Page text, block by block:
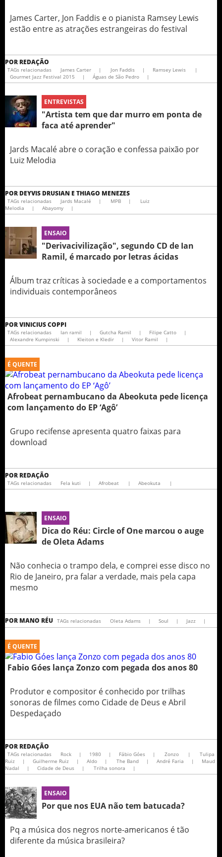
James Carter, Jon Faddis e o pianista Ramsey Lewis
estão entre as atrações estrangeiras do festival
POR REDAÇÃO
TAGs relacionadas James Carter | Jon Faddis | Ramsey Lewis
|
Gourmet Jazz Festival 2015
| Águas de São Pedro |
ENTREVISTAS
"Artista tem que dar murro em ponta de
faca até aprender"
Jards Macalé abre o coração e confessa paixão por
Luiz Melodia
POR DEYVIS DRUSIAN E THIAGO MENEZES
TAGs relacionadas Jards Macalé | MPB |
Luiz
Melodia
| Abayomy |
ENSAIO
"Derivacivilização", segundo CD de Ian
Ramil, é marcado por letras ácidas
Álbum traz críticas à sociedade e a comportamentos
individuais contemporâneos
PORVINICIUS COPPI
TAGs relacionadas Ian ramil | Gutcha Ramil | Filipe Catto
|
Alexandre Kumpinski
| Kleiton e Kledir | Vitor Ramil |
É QUENTE
Afrobeat pernambucano da Abeokuta pede licença
com lançamento do EP ‘Agô’
Grupo recifense apresenta quatro faixas para
download
POR REDAÇÃO
TAGs relacionadas Fela kuti | Afrobeat | Abeokuta |
ENSAIO
Dica do Réu: Circle of One marcou o auge
de Oleta Adams
Não conhecia o trampo dela, e comprei esse disco no
Rio de Janeiro, pra falar a verdade, mais pela capa
mesmo
POR MANO RÉU TAGs relacionadas Oleta Adams | Soul | Jazz |
É QUENTE
Fabio Góes lança Zonzo com pegada dos anos 80
Produtor e compositor é conhecido por trilhas
sonoras de filmes como Cidade de Deus e Abril
Despedaçado
POR REDAÇÃO
TAGs relacionadas Rock | 1980 | Fábio Góes | Zonzo |
Tulipa
Ruiz
| Guilherme Ruiz | Aldo | The Band | André Faria |
Maud
Nadal
| Cidade de Deus | Trilha sonora |
ENSAIO
Por que nos EUA não tem batucada?
Pq a música dos negros norte-americanos é tão
diferente da música brasileira?